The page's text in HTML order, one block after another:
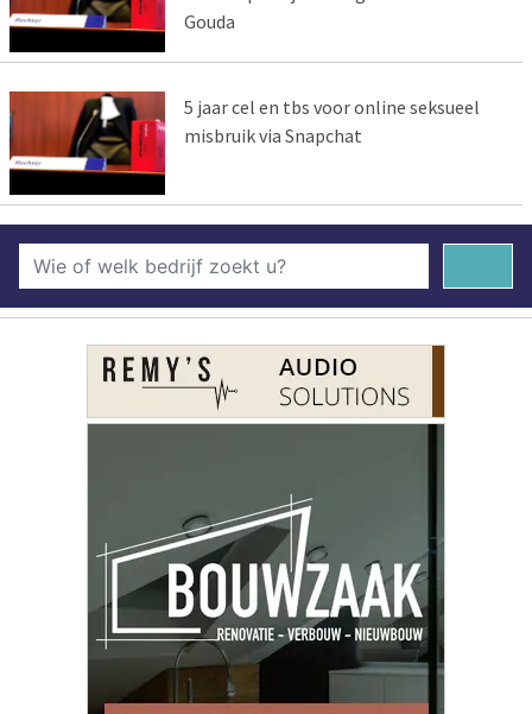
Gouda
5 jaar cel en tbs voor online seksueel
misbruik via Snapchat